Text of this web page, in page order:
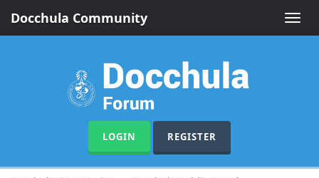
Toggle
Docchula Community
LOGIN REGISTER